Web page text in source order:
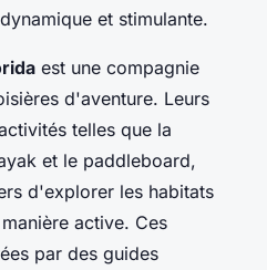
et stimulante.
est une compagnie
d'aventure. Leurs
telles que la
et le paddleboard,
d'explorer les habitats
active. Ces
par des guides